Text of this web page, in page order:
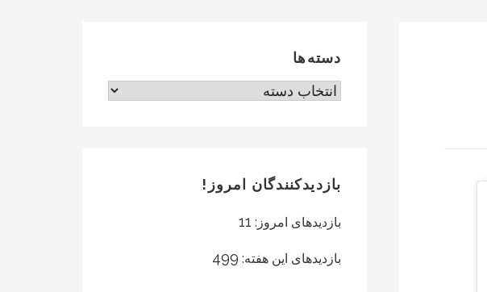
دسته‌ها
دسته‌ها
بازدیدکنندگان امروز!
بازدیدهای امروز: 11
بازدیدهای این هفته: 499